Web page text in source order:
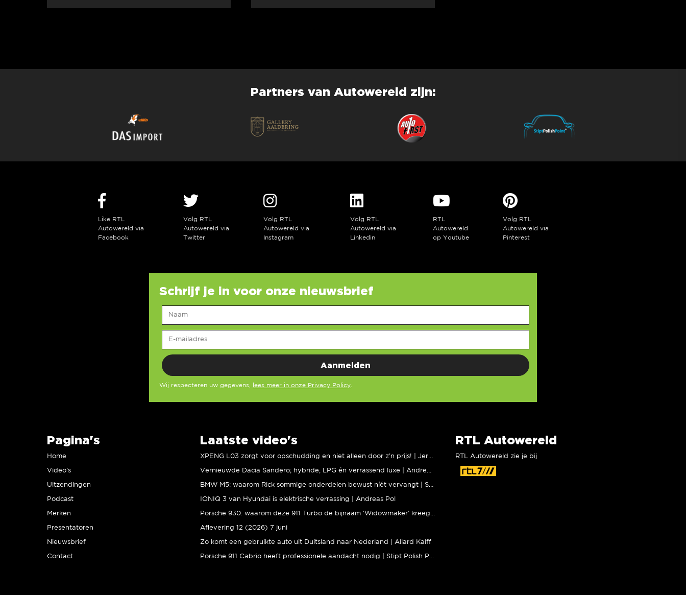
Partners van Autowereld zijn:
Like RTL
Autowereld via
Facebook
Volg RTL
Autowereld via
Twitter
Volg RTL
Autowereld via
Instagram
Volg RTL
Autowereld via
Linkedin
RTL
Autowereld
op Youtube
Volg RTL
Autowereld via
Pinterest
Schrijf je in voor onze nieuwsbrief
Wij respecteren uw gegevens, lees meer in onze Privacy Policy
Pagina's
Home
Video’s
Uitzendingen
Podcast
Merken
Presentatoren
Nieuwsbrief
Contact
Laatste video's
IONIQ 3 van Hyundai is elektrische verrassing | Andreas Pol
Aflevering 12 (2026) 7 juni
Zo komt een gebruikte auto uit Duitsland naar Nederland | Allard Kalff
RTL Autowereld
RTL Autowereld zie je bij